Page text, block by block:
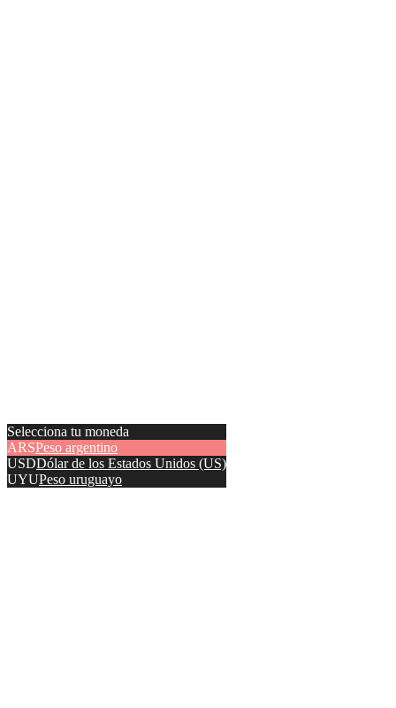
Selecciona tu moneda
ARSPeso argentino
USDDólar de los Estados Unidos (US)
UYUPeso uruguayo